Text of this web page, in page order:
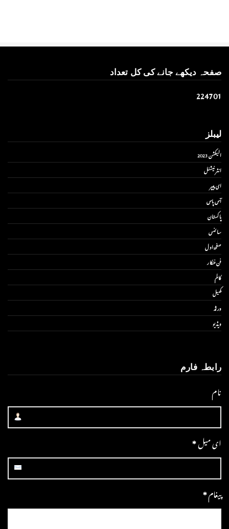
صفحہ دیکھے جانے کی کل تعداد
224701
لیبلز
الیکشن 2023
انٹر نیشنل
ای پیپر
آس پاس
پاکستان
سائنس
صفحۂ اول
فن فنکار
کالم
کھیل
ورلڈ
ویڈیو
رابطہ فارم
نام
ای میل*
پیغام*